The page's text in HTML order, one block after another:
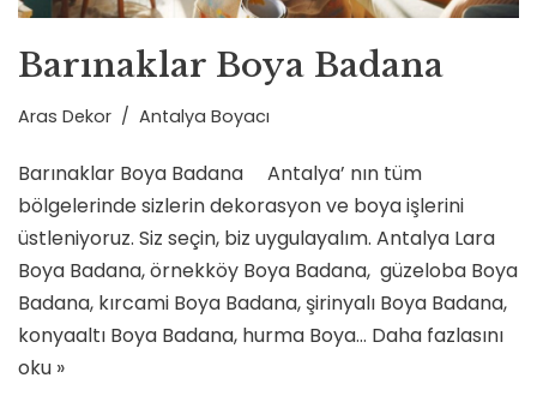
Barınaklar Boya Badana
Aras Dekor Antalya Boyacı
Barınaklar Boya Badana Antalya’ nın tüm
bölgelerinde sizlerin dekorasyon ve boya işlerini
üstleniyoruz. Siz seçin, biz uygulayalım. Antalya Lara
Boya Badana, örnekköy Boya Badana, güzeloba Boya
Badana, kırcami Boya Badana, şirinyalı Boya Badana,
konyaaltı Boya Badana, hurma Boya… Daha fazlasını
oku »